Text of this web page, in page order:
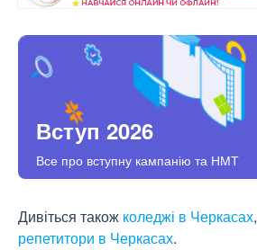
Вступ 2026
Все про вступну кампанію та НМТ
Дивіться також коледжі в Черкасах,
репетитори в Черкасах.